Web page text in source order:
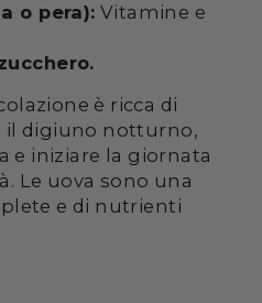
o pera): Vitamine e
è ricca di
il digiuno notturno,
e iniziare la giornata
Le uova sono una
e di nutrienti